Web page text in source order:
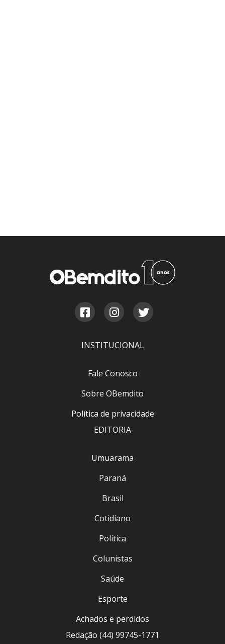
INSTITUCIONAL
Fale Conosco
Sobre OBemdito
Política de privacidade
EDITORIA
Umuarama
Paraná
Brasil
Cotidiano
Política
Colunistas
Saúde
Esporte
Achados e perdidos
Redação (44) 99745-1771